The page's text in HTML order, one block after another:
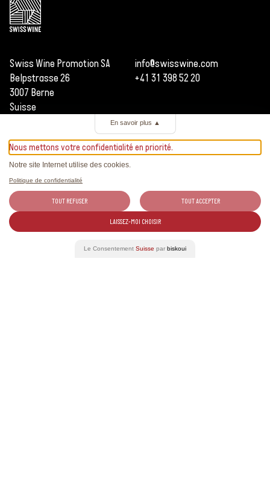
Swiss Wine Promotion SA
Belpstrasse 26
3007 Berne
Suisse
info@swisswine.com
+41 31 398 52 20
En savoir plus ▲
Nous mettons votre confidentialité en priorité.
Notre site Internet utilise des cookies.
Politique de confidentialité
TOUT REFUSER TOUT ACCEPTER
LAISSEZ-MOI CHOISIR
Le Consentement Suisse par biskoui